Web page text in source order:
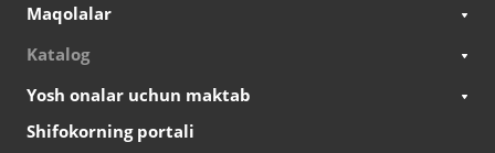
Maqolalar
Katalog
Yosh onalar uchun maktab
Shifokorning portali